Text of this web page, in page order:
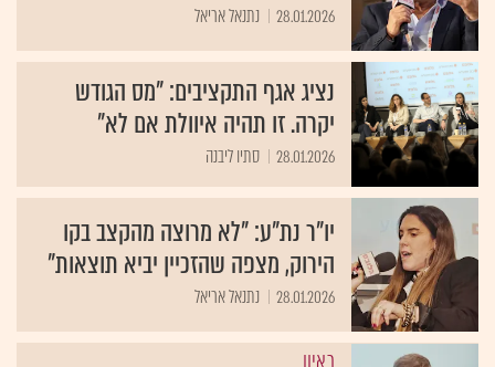
28.01.2026 נתנאל אריאל
נציג אגף התקציבים: "מס הגודש
יקרה. זו תהיה איוולת אם לא"
28.01.2026 סתיו ליבנה
יו"ר נת"ע: "לא מרוצה מהקצב בקו
הירוק, מצפה שהזכיין יביא תוצאות"
28.01.2026 נתנאל אריאל